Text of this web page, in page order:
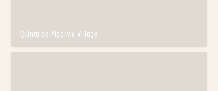
Quinta do Algarvio Village